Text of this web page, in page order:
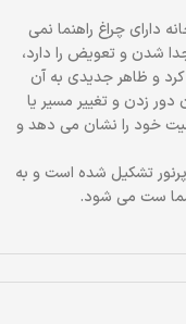
کارخانه دارای چراغ راهنما نمی
شدن و تعویض را دارد،
نصب کرد و ظاهر جدیدی به آن
زدن و تغییر مسیر یا
خود را نشان می دهد و
کیفیت و پرنور تشکیل شده است و به
شما ست می شود.